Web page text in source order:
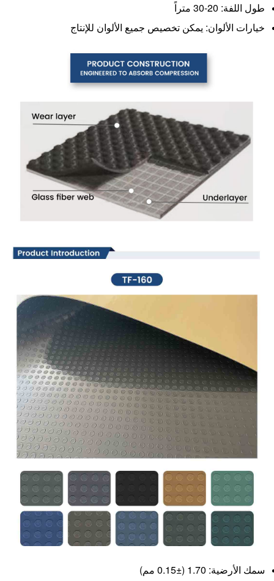
طول اللفة: 20-30 متراً
خيارات الألوان: يمكن تخصيص جميع الألوان للإنتاج
سمك الأرضية: 1.70 (±0.15 مم)